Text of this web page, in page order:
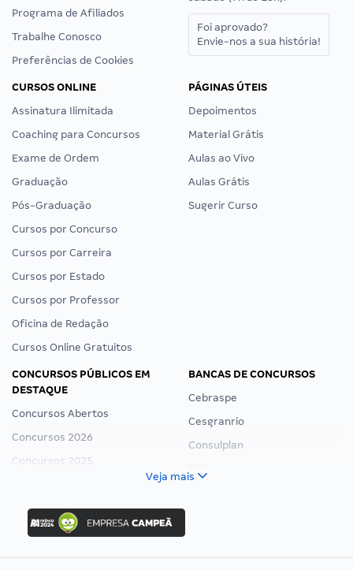
Programa de Afiliados
Trabalhe Conosco
Preferências de Cookies
Foi aprovado?
Envie-nos a sua história!
CURSOS ONLINE
Assinatura Ilimitada
Coaching para Concursos
Exame de Ordem
Graduação
Pós-Graduação
Cursos por Concurso
Cursos por Carreira
Cursos por Estado
Cursos por Professor
Oficina de Redação
Cursos Online Gratuitos
PÁGINAS ÚTEIS
Depoimentos
Material Grátis
Aulas ao Vivo
Aulas Grátis
Sugerir Curso
CONCURSOS PÚBLICOS EM
DESTAQUE
Concursos Abertos
Concursos 2026
Concursos 2025
Concurso Nacional Unificado
Concurso Ibama
Concurso MPU
Editais publicados
BANCAS DE CONCURSOS
Cebraspe
Cesgranrio
Consulplan
Veja mais